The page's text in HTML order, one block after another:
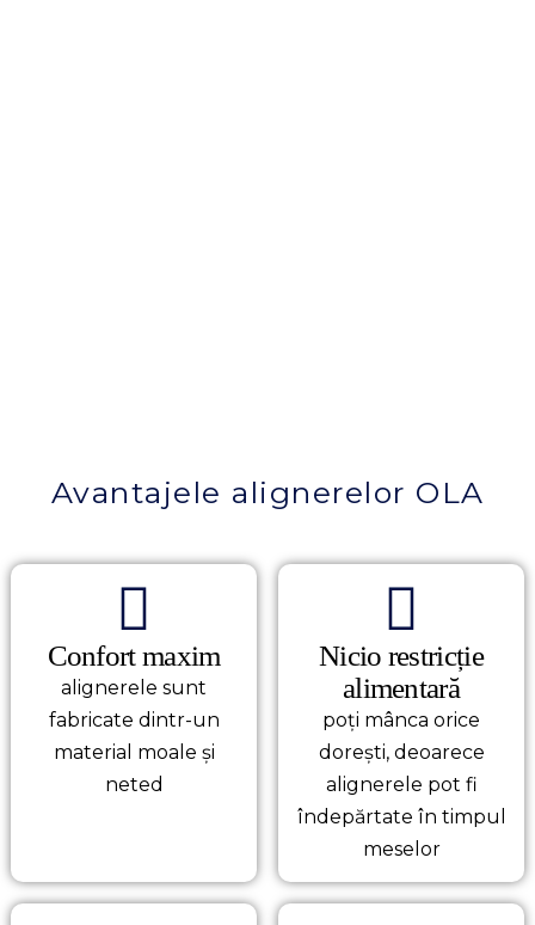
Avantajele alignerelor OLA
Confort maxim
alignerele sunt
fabricate dintr-un
material moale și
neted
Nicio restricție
alimentară
poți mânca orice
dorești, deoarece
alignerele pot fi
îndepărtate în timpul
meselor